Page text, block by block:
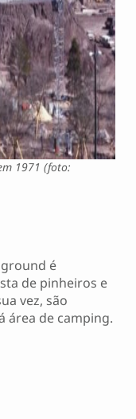
1971 (foto:
é
de pinheiros e
vez, são
área de camping.